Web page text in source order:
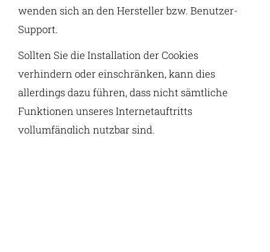
wenden sich an den Hersteller bzw. Benutzer-
Support.
Sollten Sie die Installation der Cookies
verhindern oder einschränken, kann dies
allerdings dazu führen, dass nicht sämtliche
Funktionen unseres Internetauftritts
vollumfänglich nutzbar sind.